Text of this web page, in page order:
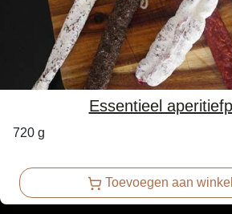
Essentieel
720 g
Toevoegen aan